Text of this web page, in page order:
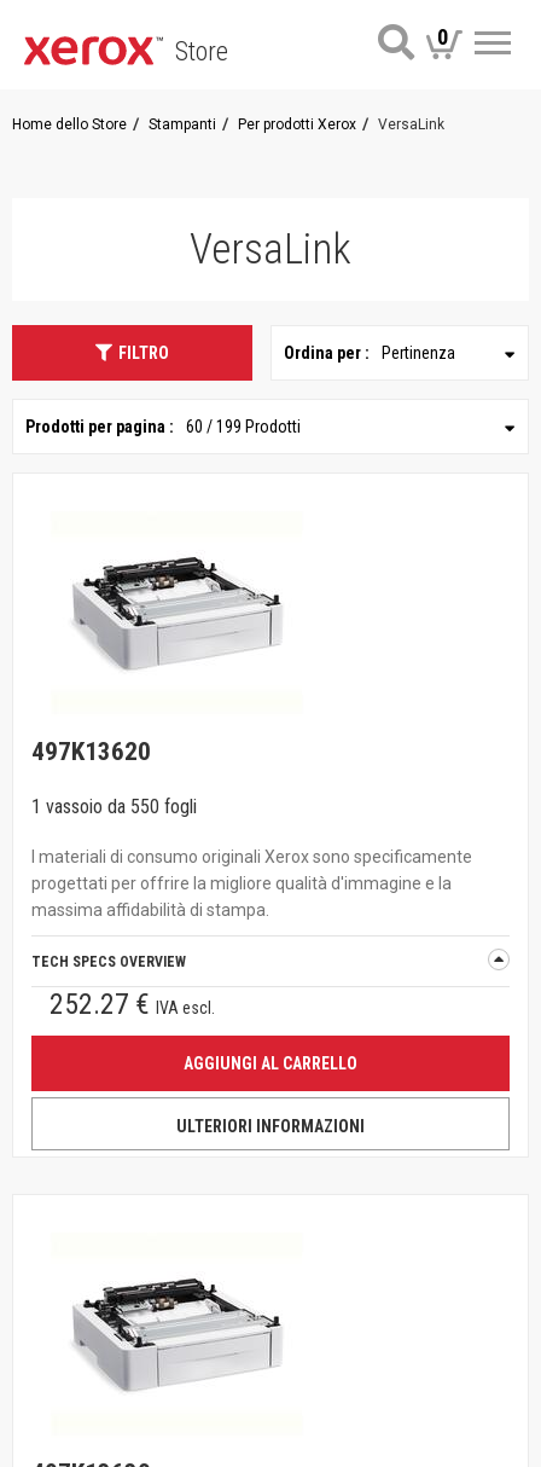
Store 0
Home dello Store Stampanti Per prodotti Xerox VersaLink
VersaLink
FILTRO Ordina per : Pertinenza
Prodotti per pagina : 60 / 199 Prodotti
497K13620
1 vassoio da 550 fogli
I materiali di consumo originali Xerox sono specificamente
progettati per offrire la migliore qualità d'immagine e la
massima affidabilità di stampa.
TECH SPECS OVERVIEW
252.27 € IVA escl.
AGGIUNGI AL CARRELLO
ULTERIORI INFORMAZIONI